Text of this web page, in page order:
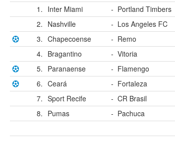
1. Inter Miami - Portland Timbers
2. Nashville - Los Angeles FC
3. Chapecoense - Remo
4. Bragantino - Vitoria
5. Paranaense - Flamengo
6. Ceará - Fortaleza
7. Sport Recife - CR Brasil
8. Pumas - Pachuca